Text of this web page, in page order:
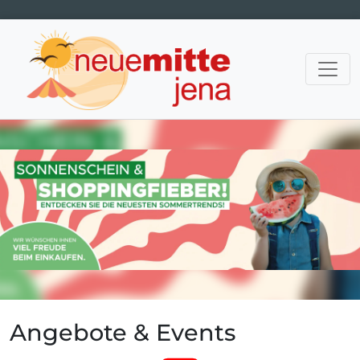
Hauptnavigation
Angebote & Events